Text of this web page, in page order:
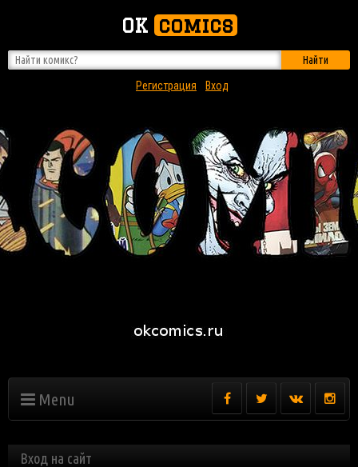
OK comics
Найти
Регистрация
Вход
Menu
Вход на сайт